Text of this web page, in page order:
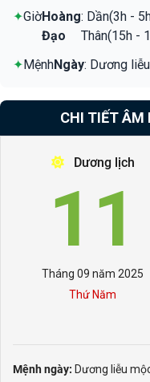
✦GiờHoàng
Đạo
: Dần(3h -
Thân(15h -
✦MệnhNgày: Dương
CHI TIẾT ÂM
Dương lịch
11
Tháng 09 năm 2025
Thứ Năm
Mệnh ngày: Dương liễu